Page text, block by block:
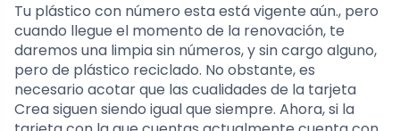
Tu plástico con número esta está vigente aún., pero
cuando llegue el momento de la renovación, te
daremos una limpia sin números, y sin cargo alguno,
pero de plástico reciclado. No obstante, es
necesario acotar que las cualidades de la tarjeta
Crea siguen siendo igual que siempre. Ahora, si la